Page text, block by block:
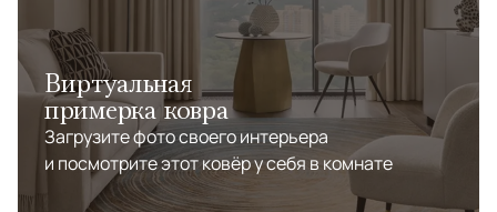
Виртуальная
примерка ковра
Загрузите фото своего интерьера
и посмотрите этот ковёр у себя в комнате